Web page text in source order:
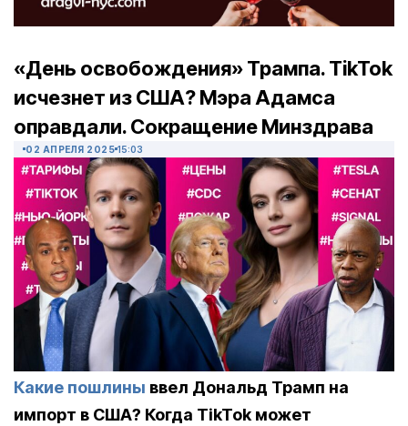
«День освобождения» Трампа. TikTok
исчезнет из США? Мэра Адамса
оправдали. Сокращение Минздрава
02 АПРЕЛЯ 2025 15:03
Какие пошлины ввел Дональд Трамп на
импорт в США? Когда TikTok может